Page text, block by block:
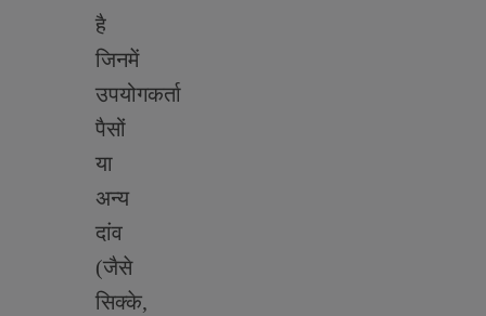
है
जिनमें
उपयोगकर्ता
पैसों
या
अन्य
दांव
(जैसे
सिक्के,